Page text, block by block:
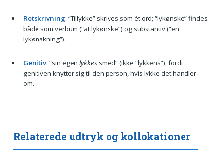
Retskrivning: “Tillykke” skrives som ét ord; “lykønske” findes
både som verbum (“at lykønske”) og substantiv (“en
lykønskning”).
Genitiv: “sin egen lykkessmed” (ikke “lykkens”), fordi
genitiven knytter sig til den person, hvis lykke det handler
om.
Relaterede udtryk og kollokationer